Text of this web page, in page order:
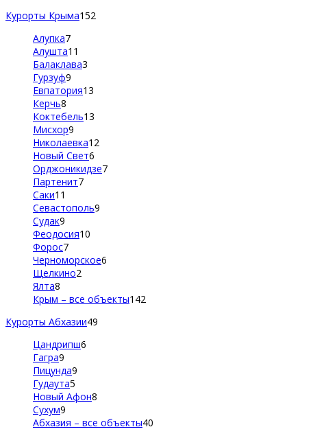
Курорты Крыма152
Алупка7
Алушта11
Балаклава3
Гурзуф9
Евпатория13
Керчь8
Коктебель13
Мисхор9
Николаевка12
Новый Свет6
Орджоникидзе7
Партенит7
Саки11
Севастополь9
Судак9
Феодосия10
Форос7
Черноморское6
Щелкино2
Ялта8
Крым – все объекты142
Курорты Абхазии49
Цандрипш6
Гагра9
Пицунда9
Гудаута5
Новый Афон8
Сухум9
Абхазия – все объекты40